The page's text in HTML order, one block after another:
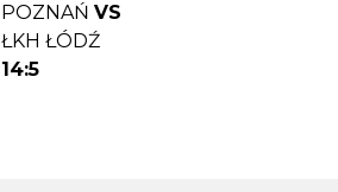
POZNAŃ VS
ŁKH ŁÓDŹ
14:5